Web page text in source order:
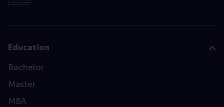
Education
Bachelor
Master
MBA